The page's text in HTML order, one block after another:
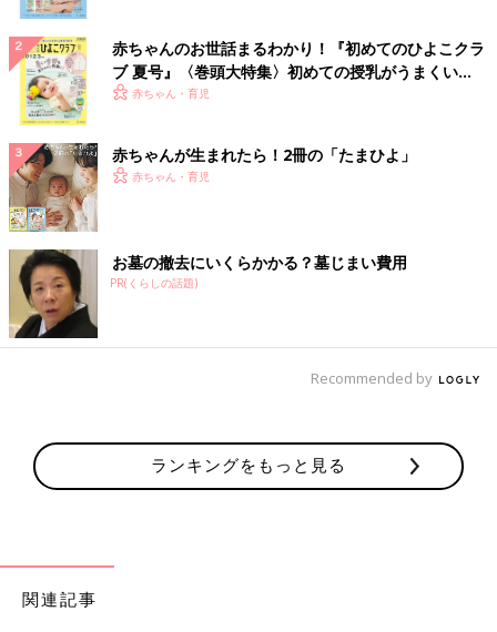
赤ちゃんのお世話まるわかり！『初めてのひよこクラ
ブ 夏号』〈巻頭大特集〉初めての授乳がうまくい
く！ おっぱい・ミルクの基本と夏のトラブル 解決テ
赤ちゃん・育児
赤ちゃんが生まれたら！2冊の「たまひよ」
赤ちゃん・育児
お墓の撤去にいくらかかる？墓じまい費用
PR(くらしの話題)
Recommended by
ランキングをもっと見る
関連記事